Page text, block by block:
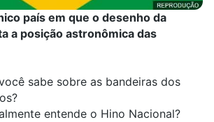
país em que o desenho da
a posição astronômica das
sabe sobre as bandeiras dos
entende o Hino Nacional?